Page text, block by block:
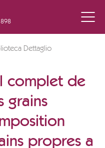
Dettaglio
complet de
grains
propres a